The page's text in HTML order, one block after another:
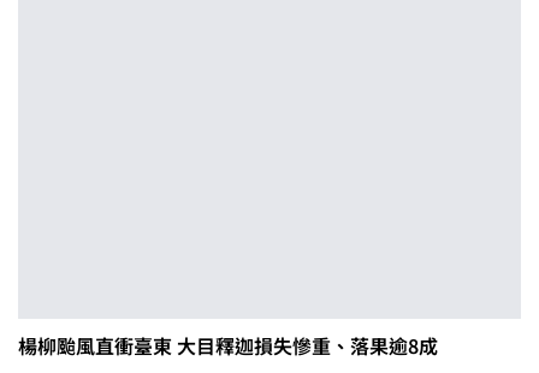
楊柳颱風直衝臺東 大目釋迦損失慘重、落果逾8成